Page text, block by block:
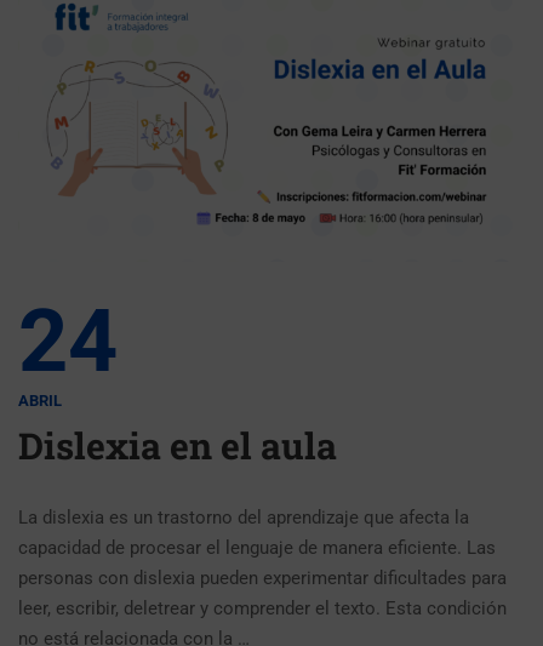
24
ABRIL
Dislexia en el aula
La dislexia es un trastorno del aprendizaje que afecta la
capacidad de procesar el lenguaje de manera eficiente. Las
personas con dislexia pueden experimentar dificultades para
leer, escribir, deletrear y comprender el texto. Esta condición
no está relacionada con la …